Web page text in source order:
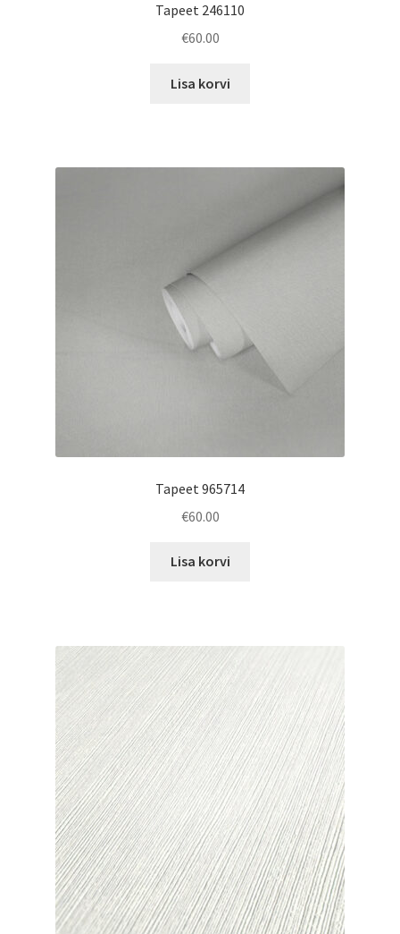
Tapeet 246110
€60.00
Lisa korvi
Tapeet 965714
€60.00
Lisa korvi